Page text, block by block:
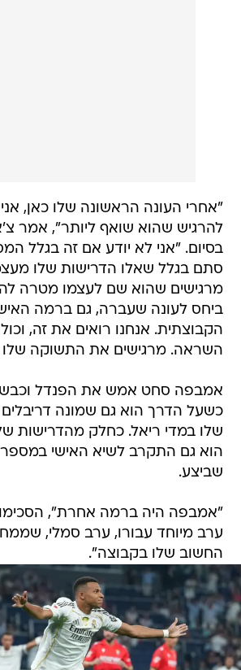
"אחרי העונה הראשונה שלו כאן,
להרגיש שהוא שואף ליותר", אמר
בסיום. "אני לא יודע אם זה בגלל
סתם בגלל שאלו הדרישות שלו
מרגישים שהוא שם לעצמו מטרה
ביחס לעונה שעברה, גם ברמה
הקבוצתית. אנחנו רואים את זה,
השראה. מרגישים את התשוקה שלו
אמבפה סחט אמש את הפנדל וכבש
כשעל הדרך הוא גם שמונה
שלו במדי ריאל. כחלק מהדרישות
הוא גם התקרב לשיא האישי במספר
שביצע.
"אמבפה היה ברמה אחרת",
ערב מיוחד עבורו, ערב סמלי,
החשוב שלו בקבוצה".